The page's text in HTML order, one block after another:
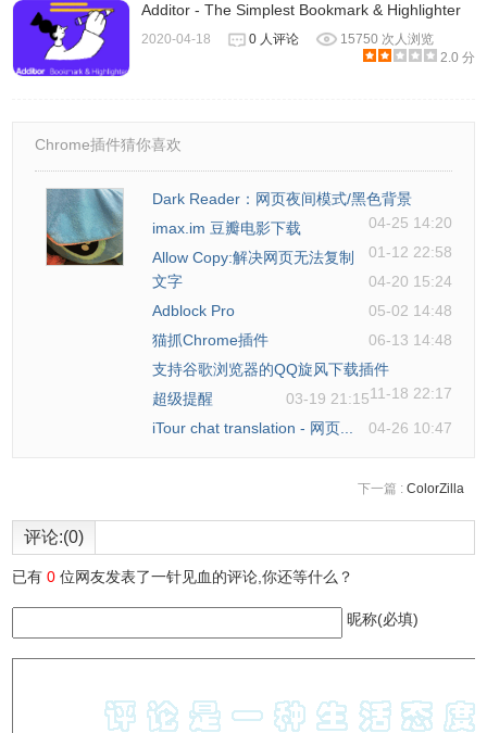
1.1 - Highlight style beautify.
1.0 - Core function complete.
Additor - The Simplest Bookmark & Highlighter
2020-04-18 0 人评论
15750 次人浏览
2.0 分
Chrome插件猜你喜欢
Dark Reader：网页夜间模式/黑色背景
04-25 14:20
imax.im 豆瓣电影下载
01-12 22:58
Allow Copy:解决网页无法复制
文字
04-20 15:24
Adblock Pro
05-02 14:48
猫抓Chrome插件
06-13 14:48
支持谷歌浏览器的QQ旋风下载插件
11-18 22:17
超级提醒
03-19 21:15
iTour chat translation - 网页...
04-26 10:47
下一篇 : ColorZilla
评论:(0)
已有0 位网友发表了一针见血的评论,你还等什么？
昵称(必填)